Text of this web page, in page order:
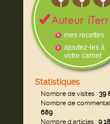
mes recettes
ajoutez-les à
votre carnet
Statistiques
Nombre de visites : 39
Nombre de
689
Nombre d'articles : 9